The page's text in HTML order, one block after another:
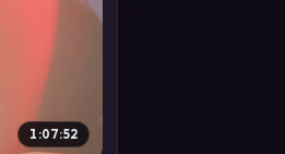
1:07:52